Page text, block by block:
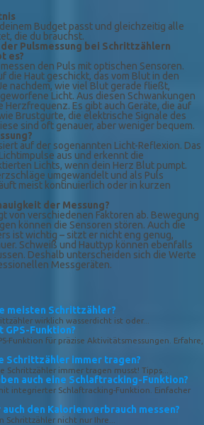
Budget passt und gleichzeitig alle
die du brauchst.
Pulsmessung bei Schrittzählern
es?
den Puls mit optischen Sensoren.
die Haut geschickt, das vom Blut in den
nachdem, wie viel Blut gerade fließt,
Licht. Aus diesen Schwankungen
Herzfrequenz. Es gibt auch Geräte, die auf
Brustgurte, die elektrische Signale des
sind oft genauer, aber weniger bequem.
auf der sogenannten Licht-Reflexion. Das
aus und erkennt die
Lichts, wenn dein Herz Blut pumpt.
umgewandelt und als Puls
meist kontinuierlich oder in kurzen
der Messung?
von verschiedenen Faktoren ab. Bewegung
können die Sensoren stören. Auch die
ist wichtig – sitzt er nicht eng genug,
Schweiß und Hauttyp können ebenfalls
Deshalb unterscheiden sich die Werte
Messgeräten.
meisten Schrittzähler?
wirklich wasserdicht ist oder...
Funktion?
Funktion für präzise Aktivitätsmessungen. Erfahre,
Schrittzähler immer tragen?
Schrittzähler immer tragen musst! Tipps...
auch eine Schlaftracking-Funktion?
integrierter Schlaftracking-Funktion. Einfacher
den Kalorienverbrauch messen?
Schrittzähler nicht nur Ihre...